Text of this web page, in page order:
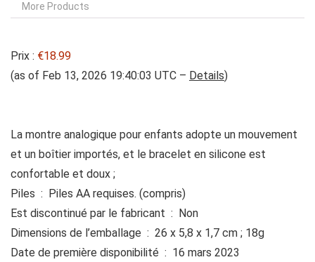
More Products
Prix : €18.99
(as of Feb 13, 2026 19:40:03 UTC – Details)
La montre analogique pour enfants adopte un mouvement
et un boîtier importés, et le bracelet en silicone est
confortable et doux ;
Piles ‏ : ‎ Piles AA requises. (compris)
Est discontinué par le fabricant ‏ : ‎ Non
Dimensions de l’emballage ‏ : ‎ 26 x 5,8 x 1,7 cm ; 18g
Date de première disponibilité ‏ : ‎ 16 mars 2023